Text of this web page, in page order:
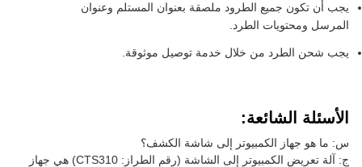
يجب أن تكون جميع الطرود ملصقة بعنوان المستلم وعنوان
المرسل ومحتويات الطرد.
يجب شحن الطرد من خلال خدمة توصيل موثوقة.
الأسئلة الشائعة:
س: ما هو جهاز الكمبيوتر إلى شاشة الكشف؟
ج: آلة تعريض الكمبيوتر إلى الشاشة (رقم الطراز: CTS310) هي جهاز